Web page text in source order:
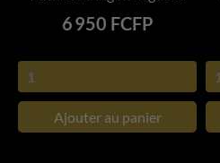
Prix
6 950 FCFP
Ajouter au panier